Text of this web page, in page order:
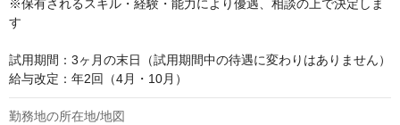
※保有されるスキル・経験・能力により優遇、相談の上で決定しま
す
試用期間：3ヶ月の末日（試用期間中の待遇に変わりはありません）
給与改定：年2回（4月・10月）
勤務地の所在地/地図